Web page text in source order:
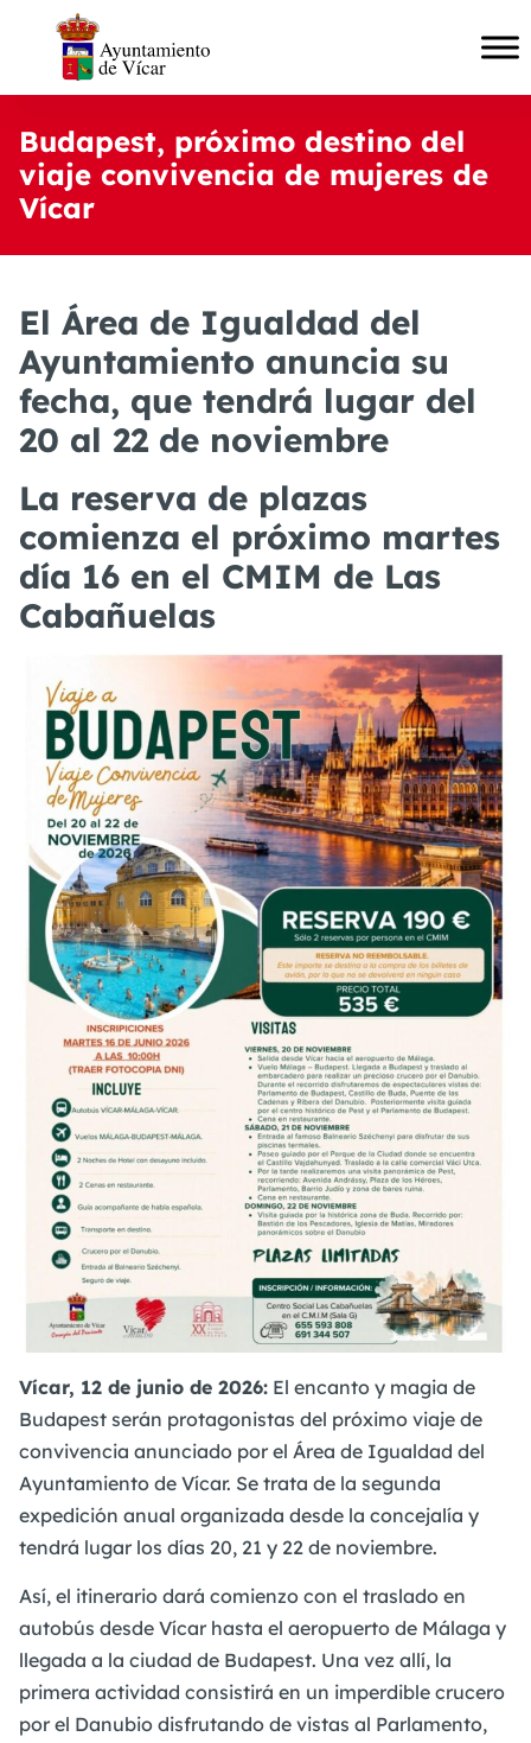
Budapest, próximo destino del
viaje convivencia de mujeres de
Vícar
El Área de Igualdad del
Ayuntamiento anuncia su
fecha, que tendrá lugar del
20 al 22 de noviembre
La reserva de plazas
comienza el próximo martes
día 16 en el CMIM de Las
Cabañuelas
Vícar, 12 de junio de 2026: El encanto y magia de
Budapest serán protagonistas del próximo viaje de
convivencia anunciado por el Área de Igualdad del
Ayuntamiento de Vícar. Se trata de la segunda
expedición anual organizada desde la concejalía y
tendrá lugar los días 20, 21 y 22 de noviembre.
Así, el itinerario dará comienzo con el traslado en
autobús desde Vícar hasta el aeropuerto de Málaga y
llegada a la ciudad de Budapest. Una vez allí, la
primera actividad consistirá en un imperdible crucero
por el Danubio disfrutando de vistas al Parlamento,